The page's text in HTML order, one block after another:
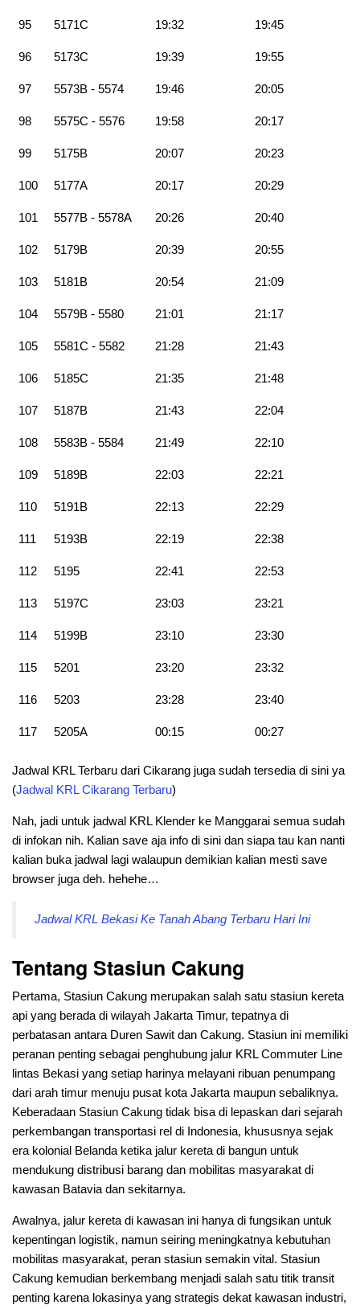
95 5171C 19:32 19:45
96 5173C 19:39 19:55
97 5573B - 5574 19:46 20:05
98 5575C - 5576 19:58 20:17
99 5175B 20:07 20:23
100 5177A 20:17 20:29
101 5577B - 5578A 20:26 20:40
102 5179B 20:39 20:55
103 5181B 20:54 21:09
104 5579B - 5580 21:01 21:17
105 5581C - 5582 21:28 21:43
106 5185C 21:35 21:48
107 5187B 21:43 22:04
108 5583B - 5584 21:49 22:10
109 5189B 22:03 22:21
110 5191B 22:13 22:29
111 5193B 22:19 22:38
112 5195 22:41 22:53
113 5197C 23:03 23:21
114 5199B 23:10 23:30
115 5201 23:20 23:32
116 5203 23:28 23:40
117 5205A 00:15 00:27
Jadwal KRL Terbaru dari Cikarang juga sudah tersedia di sini ya
(Jadwal KRL Cikarang Terbaru)
Nah, jadi untuk jadwal KRL Klender ke Manggarai semua sudah
di infokan nih. Kalian save aja info di sini dan siapa tau kan nanti
kalian buka jadwal lagi walaupun demikian kalian mesti save
browser juga deh. hehehe…
Jadwal KRL Bekasi Ke Tanah Abang Terbaru Hari Ini
Tentang Stasiun Cakung
Pertama, Stasiun Cakung merupakan salah satu stasiun kereta
api yang berada di wilayah Jakarta Timur, tepatnya di
perbatasan antara Duren Sawit dan Cakung. Stasiun ini memiliki
peranan penting sebagai penghubung jalur KRL Commuter Line
lintas Bekasi yang setiap harinya melayani ribuan penumpang
dari arah timur menuju pusat kota Jakarta maupun sebaliknya.
Keberadaan Stasiun Cakung tidak bisa di lepaskan dari sejarah
perkembangan transportasi rel di Indonesia, khususnya sejak
era kolonial Belanda ketika jalur kereta di bangun untuk
mendukung distribusi barang dan mobilitas masyarakat di
kawasan Batavia dan sekitarnya.
Awalnya, jalur kereta di kawasan ini hanya di fungsikan untuk
kepentingan logistik, namun seiring meningkatnya kebutuhan
mobilitas masyarakat, peran stasiun semakin vital. Stasiun
Cakung kemudian berkembang menjadi salah satu titik transit
penting karena lokasinya yang strategis dekat kawasan industri,